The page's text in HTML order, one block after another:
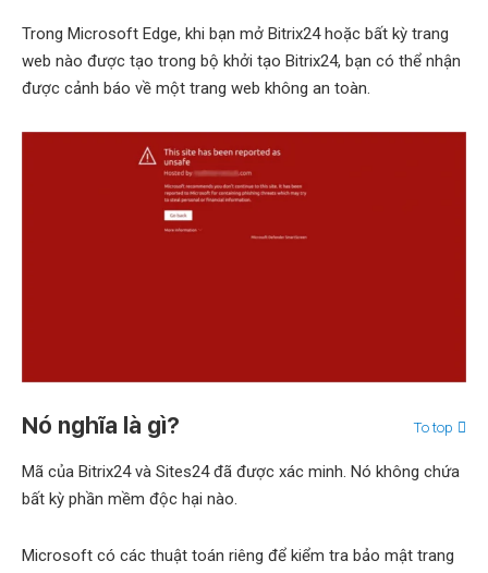
Trong Microsoft Edge, khi bạn mở Bitrix24 hoặc bất kỳ trang
web nào được tạo trong bộ khởi tạo Bitrix24, bạn có thể nhận
được cảnh báo về một trang web không an toàn.
Nó nghĩa là gì? To top
Mã của Bitrix24 và Sites24 đã được xác minh. Nó không chứa
bất kỳ phần mềm độc hại nào.
Microsoft có các thuật toán riêng để kiểm tra bảo mật trang